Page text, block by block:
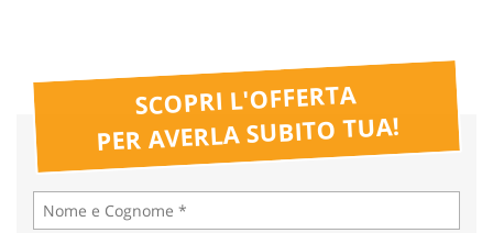
SCOPRI L'OFFERTA
PER AVERLA SUBITO TUA!